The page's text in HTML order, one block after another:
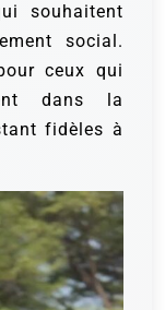
souhaitent
social.
ceux qui
dans la
fidèles à